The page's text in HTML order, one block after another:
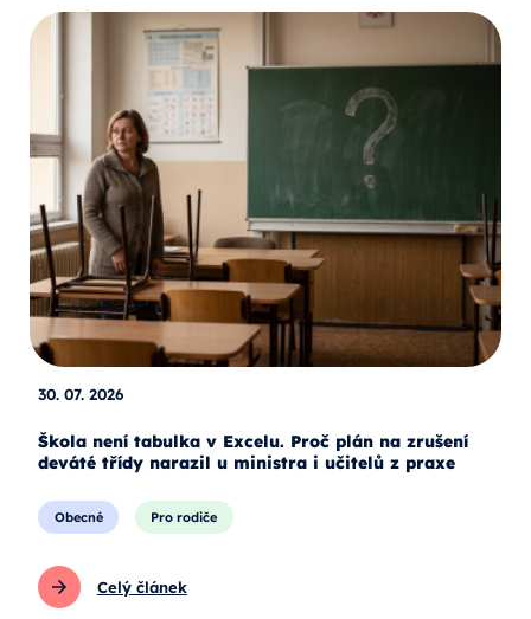
30. 07. 2026
Škola není tabulka v Excelu. Proč plán na zrušení
deváté třídy narazil u ministra i učitelů z praxe
Obecné Pro rodiče
Celý článek